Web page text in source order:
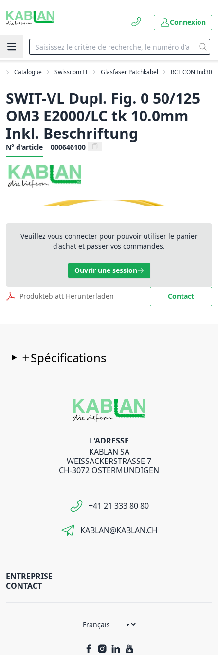
Connexion
Catalogue Swisscom IT Glasfaser Patchkabel RCF CON Ind30
SWIT-VL Dupl. Fig. 0 50/125
OM3 E2000/LC tk 10.0mm
Inkl. Beschriftung
N° d'article 000646100
Veuillez vous connecter pour pouvoir utiliser le panier
d'achat et passer vos commandes.
Ouvrir une session
Produkteblatt Herunterladen Contact
Spécifications
L'ADRESSE
KABLAN SA
WEISSACKERSTRASSE 7
CH-3072 OSTERMUNDIGEN
+41 21 333 80 80
KABLAN@KABLAN.CH
ENTREPRISE
CONTACT